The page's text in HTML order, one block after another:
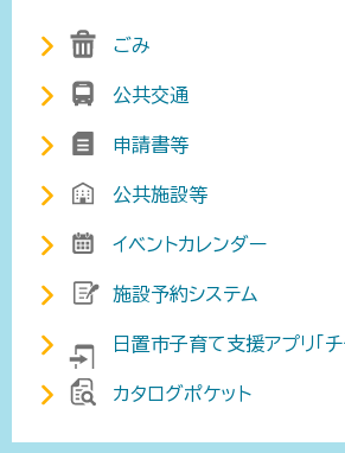
ごみ
公共交通
申請書等
公共施設等
イベントカレンダー
施設予約システム
日置市子育て支援アプリ「チ
カタログポケット